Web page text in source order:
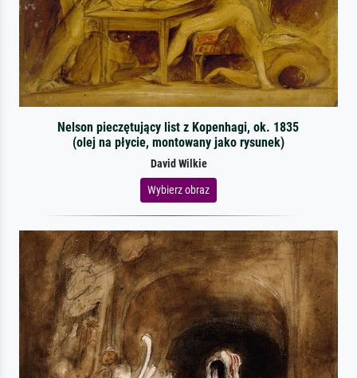
Nelson pieczętujący list z Kopenhagi, ok. 1835
(olej na płycie, montowany jako rysunek)
David Wilkie
Wybierz obraz